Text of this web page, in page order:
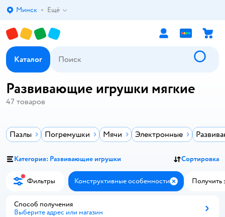
Выбор адреса доставки.
Минск Ещё
Каталог
Развивающие игрушки мягкие
47 товаров
Пазлы Погремушки Мячи Электронные
Категория: Развивающие игрушки Сортировка
Фильтры Конструктивные особенности ЗакрытьПолучить
Способ получения
Выберите адрес или магазин